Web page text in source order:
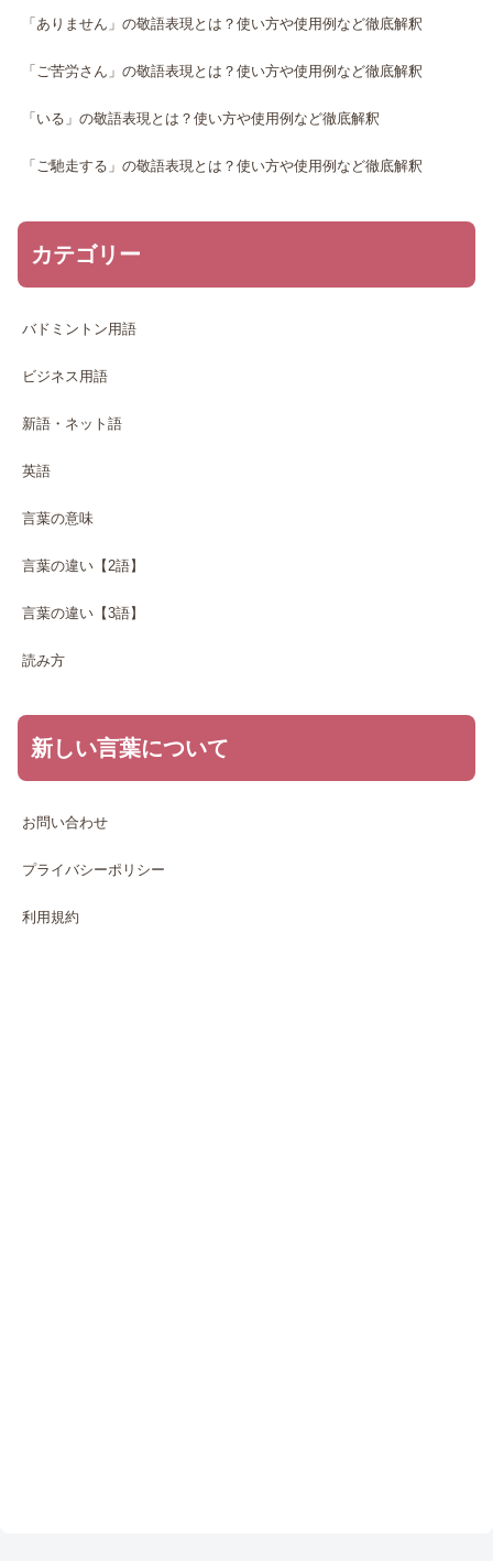
「ありません」の敬語表現とは？使い方や使用例など徹底解釈
「ご苦労さん」の敬語表現とは？使い方や使用例など徹底解釈
「いる」の敬語表現とは？使い方や使用例など徹底解釈
「ご馳走する」の敬語表現とは？使い方や使用例など徹底解釈
カテゴリー
バドミントン用語
ビジネス用語
新語・ネット語
英語
言葉の意味
言葉の違い【2語】
言葉の違い【3語】
読み方
新しい言葉について
お問い合わせ
プライバシーポリシー
利用規約